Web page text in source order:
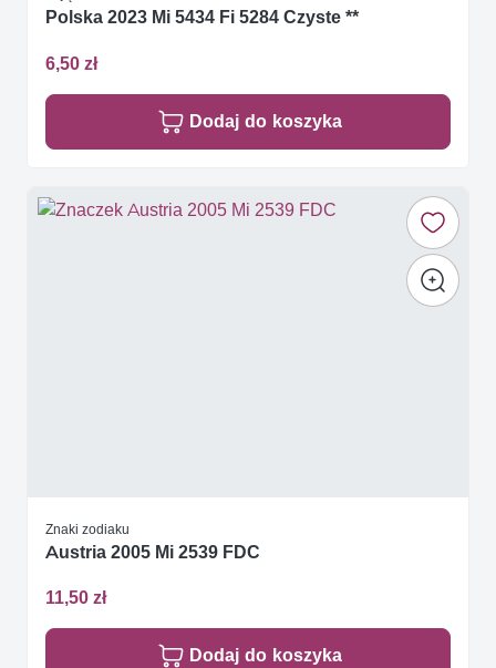
Polska 2023 Mi 5434 Fi 5284 Czyste **
6,50 zł
Dodaj do koszyka
Znaki zodiaku
Austria 2005 Mi 2539 FDC
11,50 zł
Dodaj do koszyka